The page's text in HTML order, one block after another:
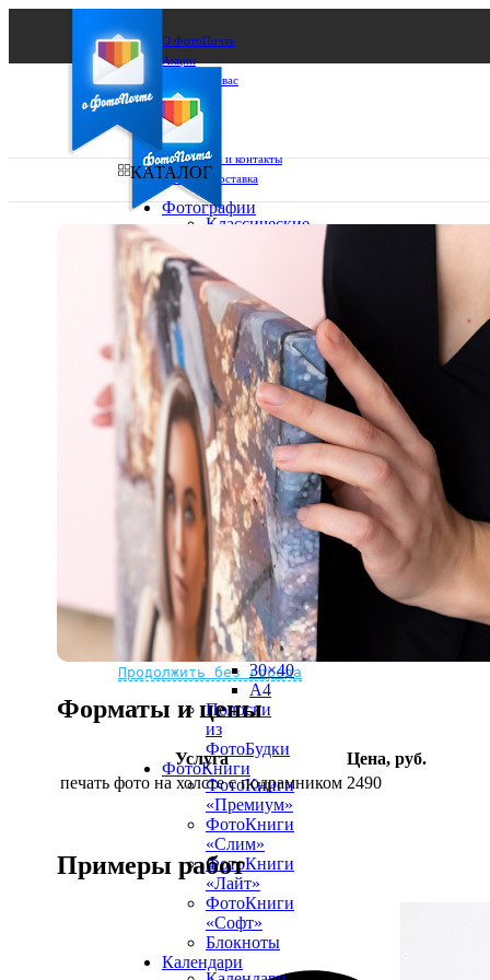
О ФотоПочте
Акции
Сделаем за вас
Бизнесу
FAQ
Франшиза
Поддержка и контакты
Оплата и доставка
Ваш город:
Ваш регион доставки
Выберите из списка:
Не нашли Ваш город?
Мы доставляем по всему миру
Продолжить без города
КАТАЛОГ
Фотографии
Классические
13х18
15х15
15х20
20х20
20х30
30х30
30х40
А4
Фото
в
рамке
10х10
10×15
13×18
15×15
15×20
20×20
20×30
30×30
30×40
A4
Полоски
из
ФотоБудки
ФотоКниги
ФотоКниги
«Премиум»
ФотоКниги
«Слим»
ФотоКниги
«Лайт»
ФотоКниги
«Софт»
Блокноты
Календари
Форматы и цены
Услуга
Цена, руб.
печать фото на холсте с подрамником 2490
Примеры работ